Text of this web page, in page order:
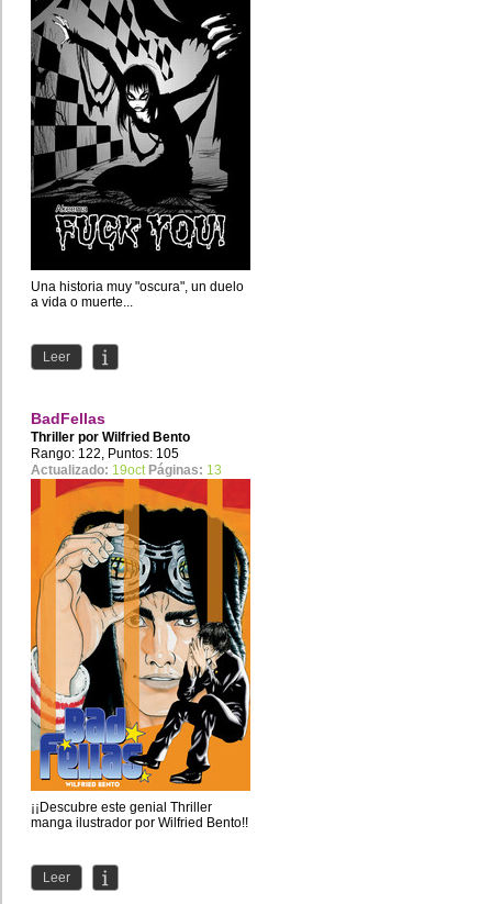
Una historia muy "oscura", un duelo
a vida o muerte...
Leer
BadFellas
Thriller por Wilfried Bento
Rango: 122, Puntos: 105
Actualizado: 19oct Páginas: 13
¡¡Descubre este genial Thriller
manga ilustrador por Wilfried Bento!!
Leer